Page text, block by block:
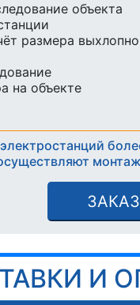
объекта
размера
на объекте
И